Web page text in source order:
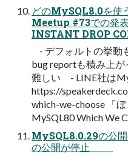
どのMySQL8.0を
Meetup #73での発
INSTANT DROP
- デフォルトの挙
bug reportも積み上
難しい - LINE社は
https://
which-we-choose 「
MySQL80 Which We
MySQL8.0.29の公
の公開が停止